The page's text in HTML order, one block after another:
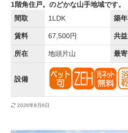
1階角住戸。のどかな山手地域です。
間取
1LDK 築年
賃料 67,500円 共益
所在 地頭片山 最寄
設備
2026年8月6日